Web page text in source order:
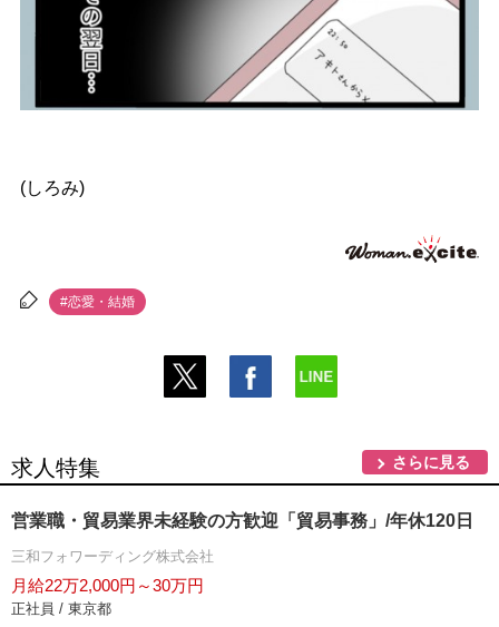
(しろみ)
#恋愛・結婚
求人特集 さらに見る
営業職・貿易業界未経験の方歓迎「貿易事務」/年休120日
三和フォワーディング株式会社
月給22万2,000円～30万円
正社員 / 東京都